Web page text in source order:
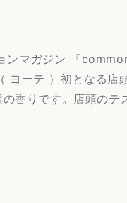
ンマガジン 『
ーテ ）初となる店
香りです。店頭のテ